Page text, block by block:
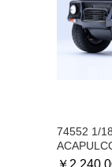
74552 1/